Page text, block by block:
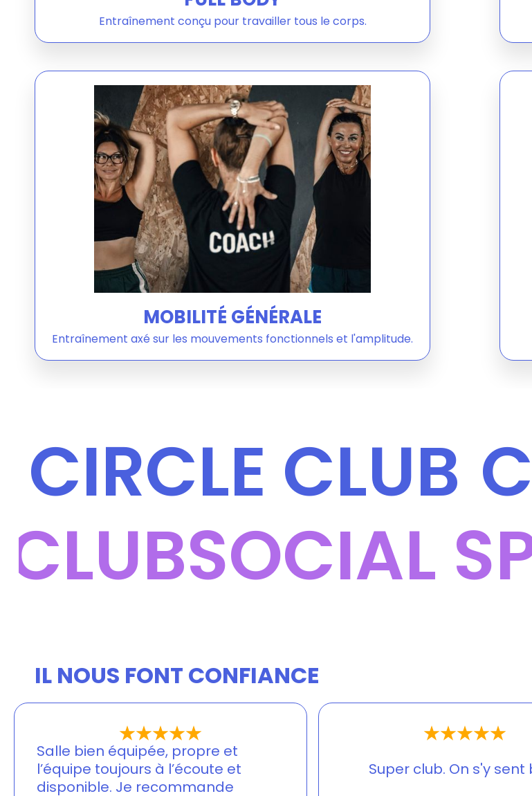
Entraînement conçu pour travailler tous le corps.
MOBILITÉ GÉNÉRALE
Entraînement axé sur les mouvements fonctionnels et l'amplitude.
CIRCLE CLUB
SOCIAL
IL NOUS FONT CONFIANCE
Salle bien équipée, propre et
l’équipe toujours à l’écoute et
disponible. Je recommande
Super club. On s'y sent